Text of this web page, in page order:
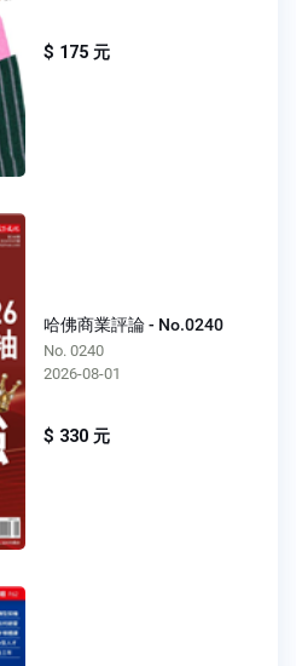
$ 175 元
哈佛商業評論 - No.0240
No. 0240
2026-08-01
$ 330 元